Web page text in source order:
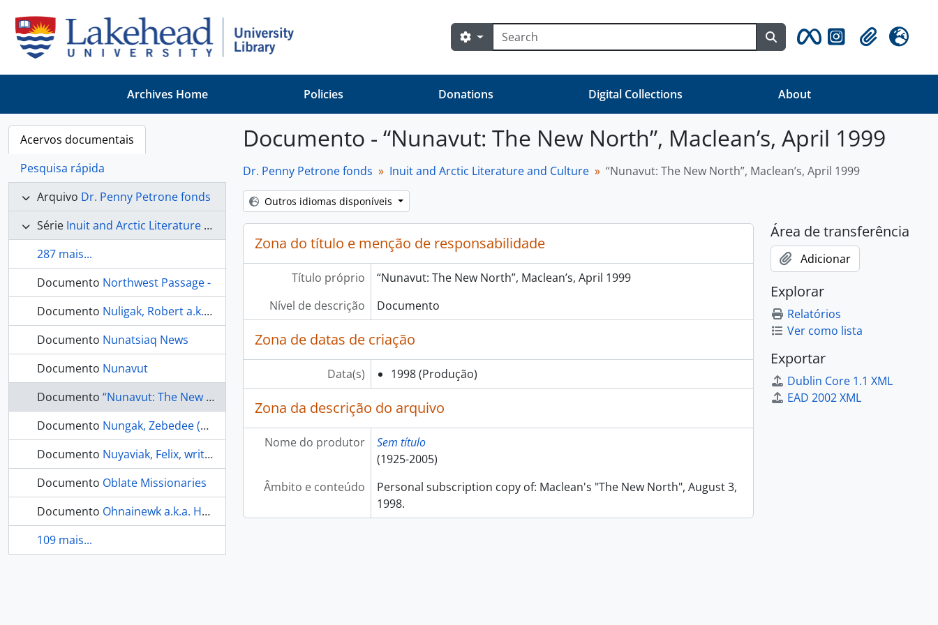
Pesquisar
Opções de busca Busque na página de
Clipboard
Idioma
Archives Home Policies Donations Digital Collections About
Acervos documentais
Pesquisa rápida
Arquivo Dr. Penny Petrone fonds
Série Inuit and Arctic Literature and Culture
287 mais...
Documento Northwest Passage -
Documento Nuligak, Robert a.k.a. Bob Cockney (1897 -
Documento Nunatsiaq News
Documento Nunavut
Documento “Nunavut: The New North”, Maclean’s, April 1999
Documento Nungak, Zebedee (1951 - )
Documento Nuyaviak, Felix, writer
Documento Oblate Missionaries
Documento Ohnainewk a.k.a. Harry Gibbons (c. 1900 -1954)
109 mais...
Documento - “Nunavut: The New North”, Maclean’s, April 1999
Dr. Penny Petrone fonds Inuit and Arctic Literature and Culture “Nunavut: The New North”, Maclean’s, April 1999
Outros idiomas disponíveis
Zona do título e menção de responsabilidade
Título próprio
“Nunavut: The New North”, Maclean’s, April 1999
Nível de descrição
Documento
Zona de datas de criação
Data(s) 1998 (Produção)
Zona da descrição do arquivo
Nome do produtor
Sem título
(1925-2005)
Âmbito e conteúdo
Personal subscription copy of: Maclean's "The New North", August 3,
1998.
Área de transferência
Adicionar
Explorar
Relatórios
Ver como lista
Exportar
Dublin Core 1.1 XML
EAD 2002 XML